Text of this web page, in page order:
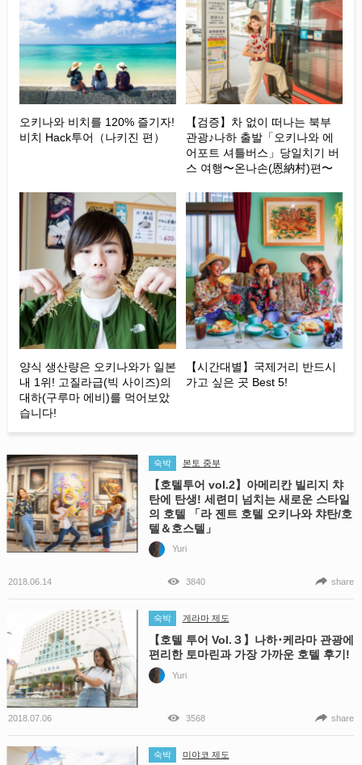
오키나와 비치를 120% 즐기자!
비치 Hack투어（나키진 편）
【검증】차 없이 떠나는 북부
관광♪나하 출발「오키나와 에
어포트 셔틀버스」당일치기 버
스 여행〜온나손(恩納村)편〜
양식 생산량은 오키나와가 일본
내 1위! 고질라급(빅 사이즈)의
대하(구루마 에비)를 먹어보았
습니다!
【시간대별】국제거리 반드시
가고 싶은 곳 Best 5!
숙박 본토 중부
【호텔투어 vol.2】아메리칸 빌리지 챠
탄에 탄생! 세련미 넘치는 새로운 스타일
의 호텔 「라 젠트 호텔 오키나와 챠탄/호
텔＆호스텔」
Yuri
2018.06.14 3840 share
숙박 게라마 제도
【호텔 투어 Vol.３】나하･케라마 관광에
편리한 토마린과 가장 가까운 호텔 후기!
Yuri
2018.07.06 3568 share
숙박 미야코 제도